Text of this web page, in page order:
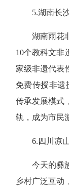
5.湖南长
湖南雨花
10个教科文非
家级非遗代表
免费传授非遗
传承发展模式
轨，成为市民
6. 四川凉
今天的彝
乡村广泛互动